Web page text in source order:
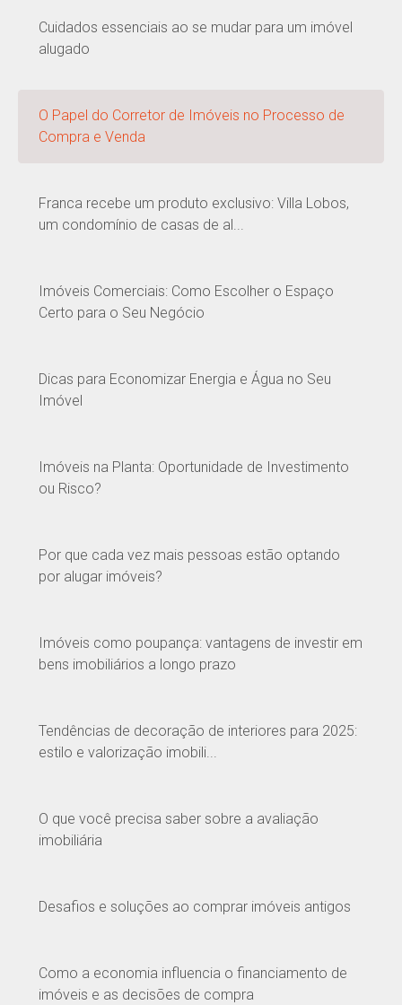
Cuidados essenciais ao se mudar para um imóvel
alugado
O Papel do Corretor de Imóveis no Processo de
Compra e Venda
Franca recebe um produto exclusivo: Villa Lobos,
um condomínio de casas de al...
Imóveis Comerciais: Como Escolher o Espaço
Certo para o Seu Negócio
Dicas para Economizar Energia e Água no Seu
Imóvel
Imóveis na Planta: Oportunidade de Investimento
ou Risco?
Por que cada vez mais pessoas estão optando
por alugar imóveis?
Imóveis como poupança: vantagens de investir em
bens imobiliários a longo prazo
Tendências de decoração de interiores para 2025:
estilo e valorização imobili...
O que você precisa saber sobre a avaliação
imobiliária
Desafios e soluções ao comprar imóveis antigos
Como a economia influencia o financiamento de
imóveis e as decisões de compra